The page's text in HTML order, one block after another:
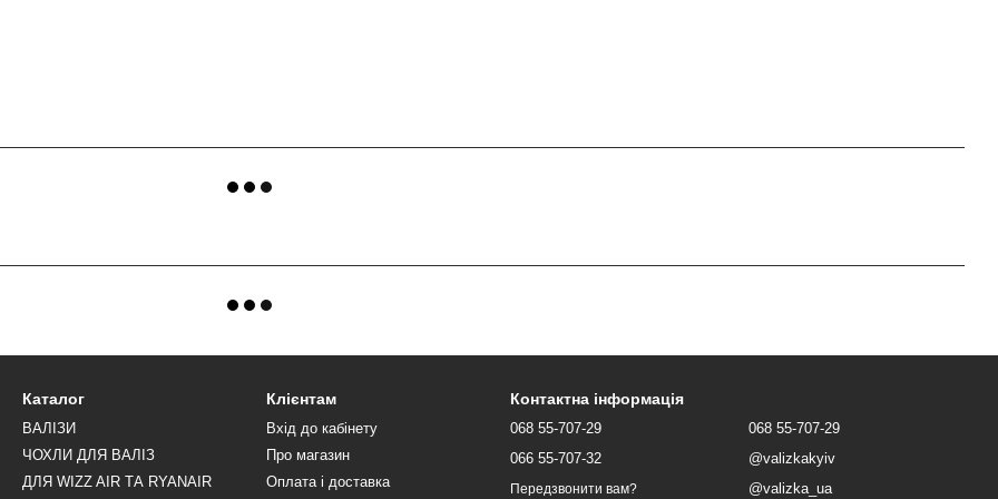
Каталог
ВАЛІЗИ
ЧОХЛИ ДЛЯ ВАЛІЗ
ДЛЯ WIZZ AIR ТА RYANAIR
Клієнтам
Вхід до кабінету
Про магазин
Оплата і доставка
Контактна інформація
068 55-707-29
066 55-707-32
Передзвонити вам?
068 55-707-29
@valizkakyiv
@valizka_ua